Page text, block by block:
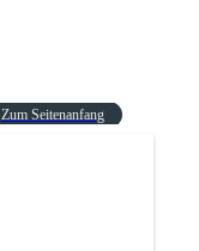
Zum Seitenanfang